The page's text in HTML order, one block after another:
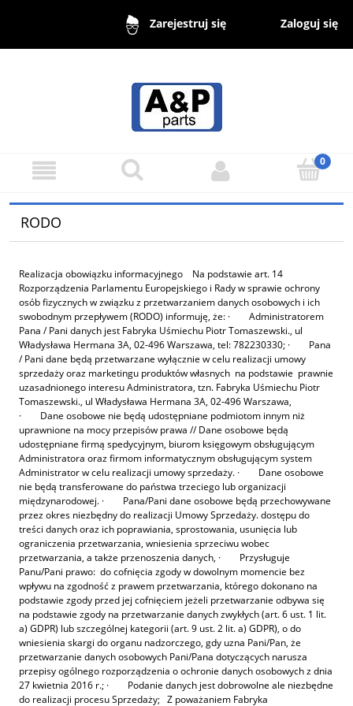
Zarejestruj się Zaloguj się
RODO
Realizacja obowiązku informacyjnego Na podstawie art. 14
Rozporządzenia Parlamentu Europejskiego i Rady w sprawie ochrony
osób fizycznych w związku z przetwarzaniem danych osobowych i ich
swobodnym przepływem (RODO) informuję, że: · Administratorem
Pana / Pani danych jest Fabryka Uśmiechu Piotr Tomaszewski., ul
Władysława Hermana 3A, 02-496 Warszawa, tel: 782230330; · Pana
/ Pani dane będą przetwarzane wyłącznie w celu realizacji umowy
sprzedaży oraz marketingu produktów własnych na podstawie prawnie
uzasadnionego interesu Administratora, tzn. Fabryka Uśmiechu Piotr
Tomaszewski., ul Władysława Hermana 3A, 02-496 Warszawa,
· Dane osobowe nie będą udostępniane podmiotom innym niż
uprawnione na mocy przepisów prawa // Dane osobowe będą
udostępniane firmą spedycyjnym, biurom księgowym obsługującym
Administratora oraz firmom informatycznym obsługującym system
Administrator w celu realizacji umowy sprzedaży. · Dane osobowe
nie będą transferowane do państwa trzeciego lub organizacji
międzynarodowej. · Pana/Pani dane osobowe będą przechowywane
przez okres niezbędny do realizacji Umowy Sprzedaży. dostępu do
treści danych oraz ich poprawiania, sprostowania, usunięcia lub
ograniczenia przetwarzania, wniesienia sprzeciwu wobec
przetwarzania, a także przenoszenia danych, · Przysługuje
Panu/Pani prawo: do cofnięcia zgody w dowolnym momencie bez
wpływu na zgodność z prawem przetwarzania, którego dokonano na
podstawie zgody przed jej cofnięciem jeżeli przetwarzanie odbywa się
na podstawie zgody na przetwarzanie danych zwykłych (art. 6 ust. 1 lit.
a) GDPR) lub szczególnej kategorii (art. 9 ust. 2 lit. a) GDPR), o do
wniesienia skargi do organu nadzorczego, gdy uzna Pani/Pan, że
przetwarzanie danych osobowych Pani/Pana dotyczących narusza
przepisy ogólnego rozporządzenia o ochronie danych osobowych z dnia
27 kwietnia 2016 r.; · Podanie danych jest dobrowolne ale niezbędne
do realizacji procesu Sprzedaży; Z poważaniem Fabryka